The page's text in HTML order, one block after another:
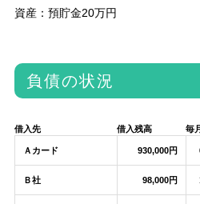
資産：預貯金20万円
負債の状況
借入先 借入残高 毎
Ａカード 930,000円
Ｂ社 98,000円